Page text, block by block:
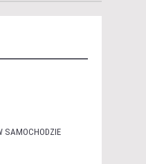
SAMOCHODZIE